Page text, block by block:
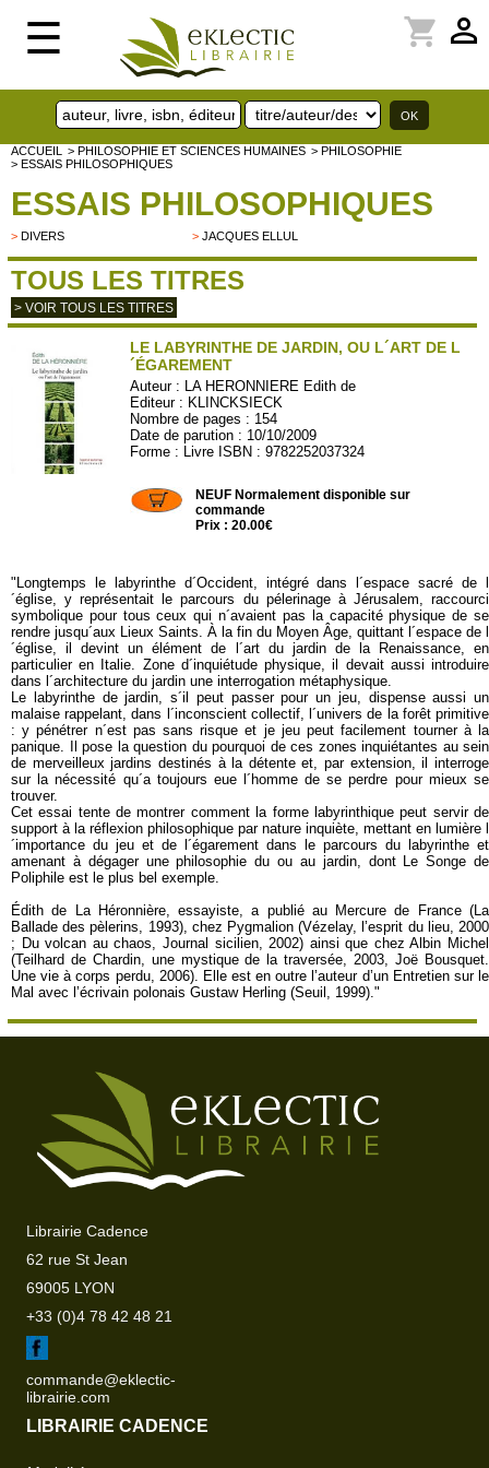
☰ perm_identity
shopping_cart
ACCUEIL > PHILOSOPHIE ET SCIENCES HUMAINES > PHILOSOPHIE
> ESSAIS PHILOSOPHIQUES
ESSAIS PHILOSOPHIQUES
> DIVERS >JACQUES ELLUL
TOUS LES TITRES
> VOIR TOUS LES TITRES
LE LABYRINTHE DE JARDIN, OU L´ART DE L
´ÉGAREMENT
Auteur : LA HERONNIERE Edith de
Editeur : KLINCKSIECK
Nombre de pages : 154
Date de parution : 10/10/2009
Forme : Livre ISBN : 9782252037324
NEUF Normalement disponible sur
commande
Prix : 20.00€
"Longtemps le labyrinthe d´Occident, intégré dans l´espace sacré de l
´église, y représentait le parcours du pélerinage à Jérusalem, raccourci
symbolique pour tous ceux qui n´avaient pas la capacité physique de se
rendre jusqu´aux Lieux Saints. À la fin du Moyen Âge, quittant l´espace de l
´église, il devint un élément de l´art du jardin de la Renaissance, en
particulier en Italie. Zone d´inquiétude physique, il devait aussi introduire
dans l´architecture du jardin une interrogation métaphysique.
Le labyrinthe de jardin, s´il peut passer pour un jeu, dispense aussi un
malaise rappelant, dans l´inconscient collectif, l´univers de la forêt primitive
: y pénétrer n´est pas sans risque et je jeu peut facilement tourner à la
panique. Il pose la question du pourquoi de ces zones inquiétantes au sein
de merveilleux jardins destinés à la détente et, par extension, il interroge
sur la nécessité qu´a toujours eue l´homme de se perdre pour mieux se
trouver.
Cet essai tente de montrer comment la forme labyrinthique peut servir de
support à la réflexion philosophique par nature inquiète, mettant en lumière l
´importance du jeu et de l´égarement dans le parcours du labyrinthe et
amenant à dégager une philosophie du ou au jardin, dont Le Songe de
Poliphile est le plus bel exemple.
Édith de La Héronnière, essayiste, a publié au Mercure de France (La
Ballade des pèlerins, 1993), chez Pygmalion (Vézelay, l’esprit du lieu, 2000
; Du volcan au chaos, Journal sicilien, 2002) ainsi que chez Albin Michel
(Teilhard de Chardin, une mystique de la traversée, 2003, Joë Bousquet.
Une vie à corps perdu, 2006). Elle est en outre l’auteur d’un Entretien sur le
Mal avec l’écrivain polonais Gustaw Herling (Seuil, 1999)."
Librairie Cadence
62 rue St Jean
69005 LYON
+33 (0)4 78 42 48 21
commande@eklectic-
librairie.com
LIBRAIRIE CADENCE